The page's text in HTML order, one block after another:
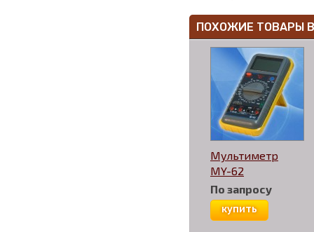
ПОХОЖИЕ ТОВАРЫ
Мультиметр
MY-62
По запросу
купить